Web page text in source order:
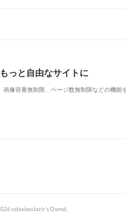
っと自由なサイトに
像容量無制限、ページ数無制限などの機能
odaxiwolazir's Ownd.